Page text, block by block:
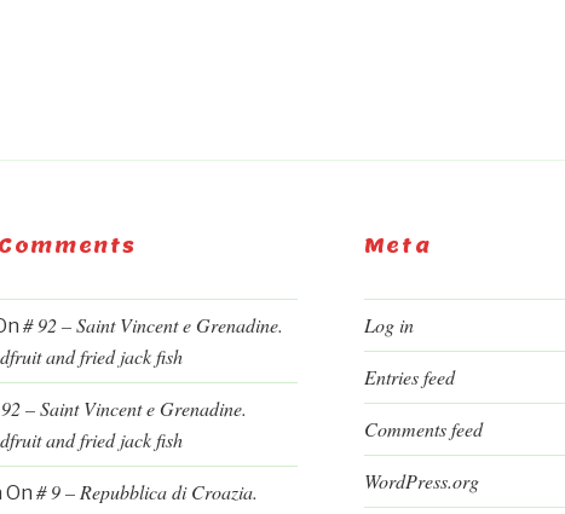
# 92 – Saint Vincent e Grenadine.
and fried jack fish
– Saint Vincent e Grenadine.
and fried jack fish
On # 9 – Repubblica di Croazia.
Meta
Log in
Entries feed
Comments feed
WordPress.org